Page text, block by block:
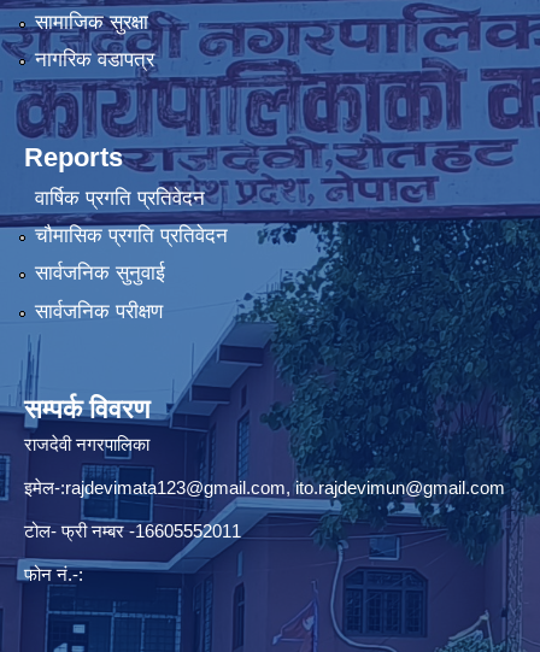
सामाजिक सुरक्षा
नागरिक वडापत्र
Reports
वार्षिक प्रगति प्रतिवेदन
चौमासिक प्रगति प्रतिवेदन
सार्वजनिक सुनुवाई
सार्वजनिक परीक्षण
सम्पर्क विवरण
राजदेवी नगरपालिका
इमेल-:rajdevimata123@gmail.com,ito.rajdevimun@gmail.com
टोल- फ्री नम्बर -16605552011
फोन नं.-: